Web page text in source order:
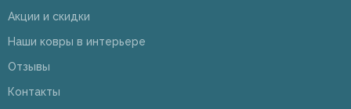
Акции и скидки
Наши ковры в интерьере
Отзывы
Контакты